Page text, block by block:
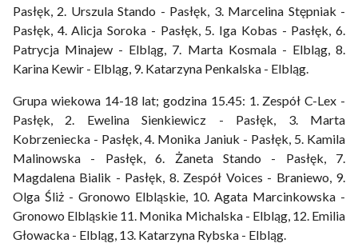
Pasłęk, 2. Urszula Stando - Pasłęk, 3. Marcelina Stępniak -
Pasłęk, 4. Alicja Soroka - Pasłęk, 5. Iga Kobas - Pasłęk, 6.
Patrycja Minajew - Elbląg, 7. Marta Kosmala - Elbląg, 8.
Karina Kewir - Elbląg, 9. Katarzyna Penkalska - Elbląg.
Grupa wiekowa 14-18 lat; godzina 15.45: 1. Zespół C-Lex -
Pasłęk, 2. Ewelina Sienkiewicz - Pasłęk, 3. Marta
Kobrzeniecka - Pasłęk, 4. Monika Janiuk - Pasłęk, 5. Kamila
Malinowska - Pasłęk, 6. Żaneta Stando - Pasłęk, 7.
Magdalena Bialik - Pasłęk, 8. Zespół Voices - Braniewo, 9.
Olga Śliż - Gronowo Elbląskie, 10. Agata Marcinkowska -
Gronowo Elbląskie 11. Monika Michalska - Elbląg, 12. Emilia
Głowacka - Elbląg, 13. Katarzyna Rybska - Elbląg.